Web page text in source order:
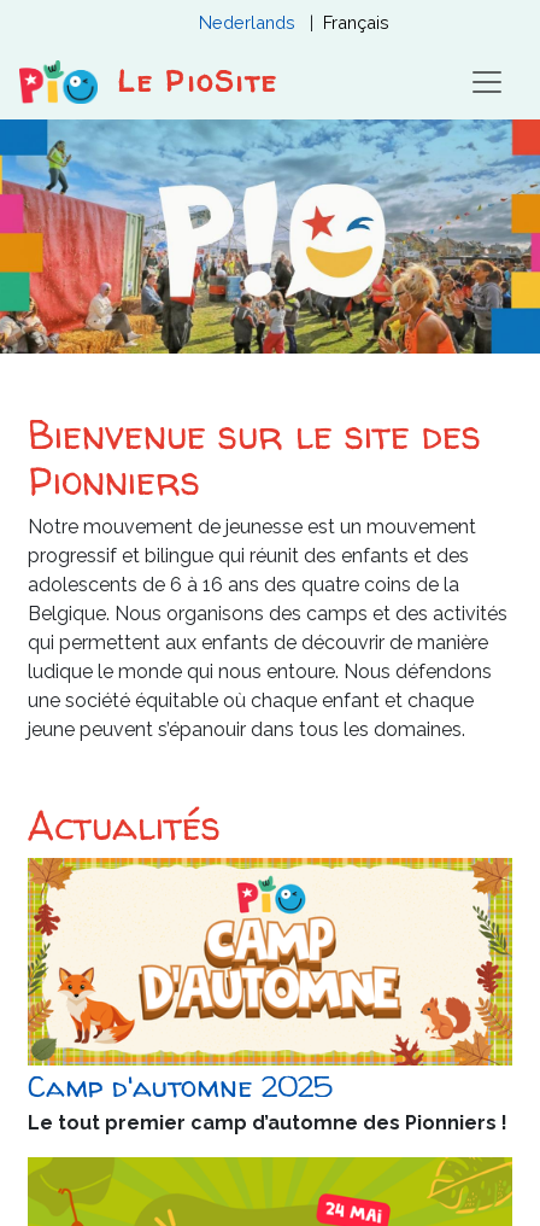
contenu
principal
Nederlands Français
Le PioSite
Bienvenue sur le site des
Pionniers
Notre mouvement de jeunesse est un mouvement
progressif et bilingue qui réunit des enfants et des
adolescents de 6 à 16 ans des quatre coins de la
Belgique. Nous organisons des camps et des activités
qui permettent aux enfants de découvrir de manière
ludique le monde qui nous entoure. Nous défendons
une société équitable où chaque enfant et chaque
jeune peuvent s’épanouir dans tous les domaines.
Actualités
Camp d'automne 2025
Le tout premier camp d’automne des Pionniers !